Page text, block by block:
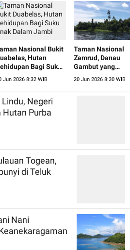
Nasional Bukit
Hutan
Bagi Suku
Jun 2026 8:32 WIB
Taman Nasional
Zamrud, Danau
Gambut yang
20 Jun 2026 8:30 WIB
Negeri
Purba
Togean,
di Teluk
Nani